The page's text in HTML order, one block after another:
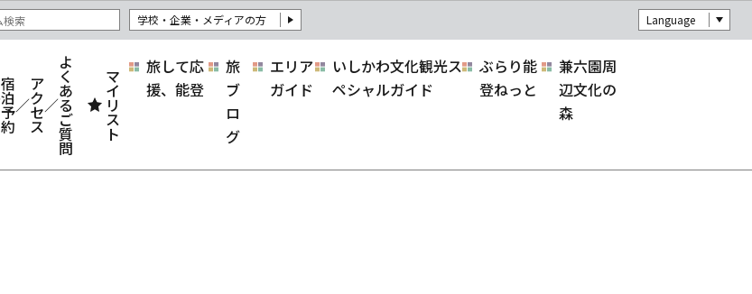
学校・企業・メディアの方 Language
宿
泊
予
約
ア
ク
セ
ス
よ
く
あ
る
ご
質
問
マ
イ
リ
ス
ト
旅して応
援、能登
旅
ブ
ロ
グ
エリア
ガイド
いしかわ文化観光ス
ペシャルガイド
ぶらり能
登ねっと
兼六園周
辺文化の
森